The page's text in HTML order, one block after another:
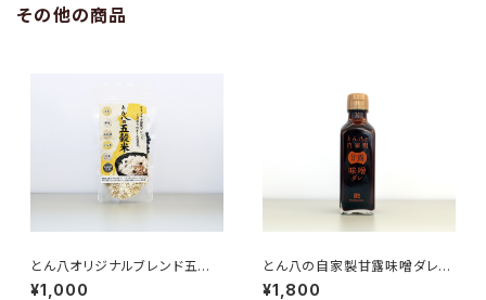
その他の商品
とん八オリジナルブレンド五穀
米（米５合分・1袋90g×5）
¥1,000
とん八の自家製甘露味噌ダレ５
本セット（1本180ml）
¥1,800